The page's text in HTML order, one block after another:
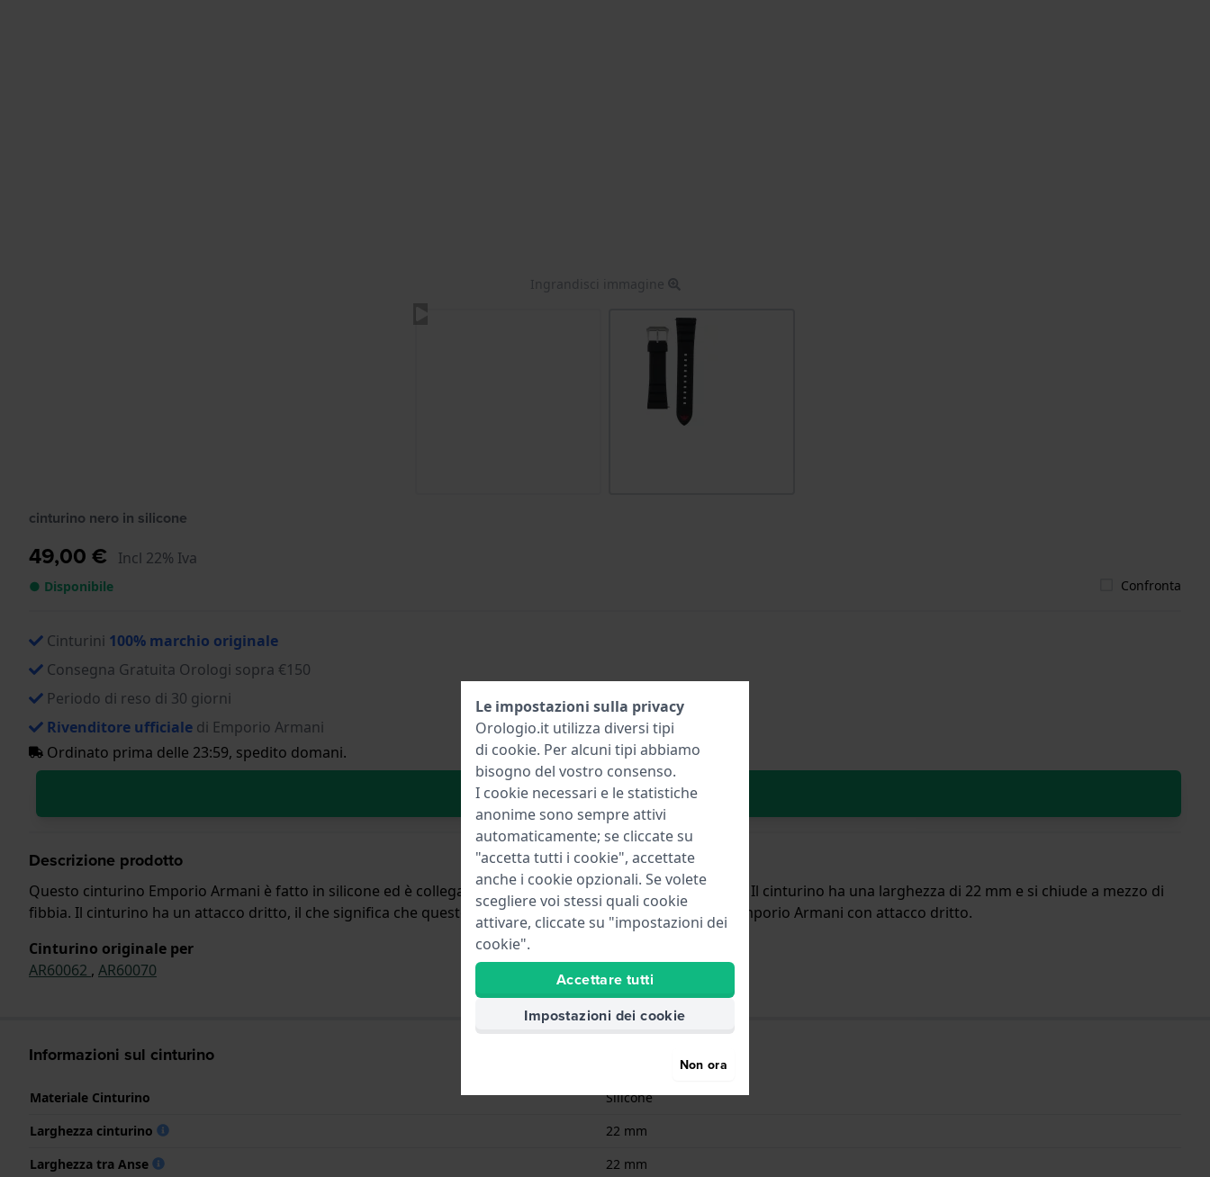
Ingrandisci immagine
cinturino nero in silicone
49,00 € Incl 22% Iva
● Disponibile Confronta
Cinturini 100% marchio originale
Consegna Gratuita Orologi sopra €150
Periodo di reso di 30 giorni
Rivenditore ufficiale di Emporio Armani
Ordinato prima delle 23:59, spedito domani.
Aggiungi al carrello
Descrizione prodotto
Questo cinturino Emporio Armani è fatto in silicone ed è collegato all'orologio per mezzo di perni a molla. Il cinturino ha una larghezza di 22 mm e si chiude a mezzo di
fibbia. Il cinturino ha un attacco dritto, il che significa che questo cinturino è adatto a tutti gli orologi di Emporio Armani con attacco dritto.
Cinturino originale per
AR60062 , AR60070
Informazioni sul cinturino
Materiale Cinturino
Silicone
Larghezza cinturino
22 mm
Larghezza tra Anse
22 mm
Le impostazioni sulla privacy
Orologio.it utilizza diversi tipi
di cookie. Per alcuni tipi abbiamo
bisogno del vostro consenso.
I cookie necessari e le statistiche
anonime sono sempre attivi
automaticamente; se cliccate su
"accetta tutti i cookie", accettate
anche i cookie opzionali. Se volete
scegliere voi stessi quali cookie
attivare, cliccate su "impostazioni dei
cookie".
Accettare tutti
Impostazioni dei cookie
Non ora